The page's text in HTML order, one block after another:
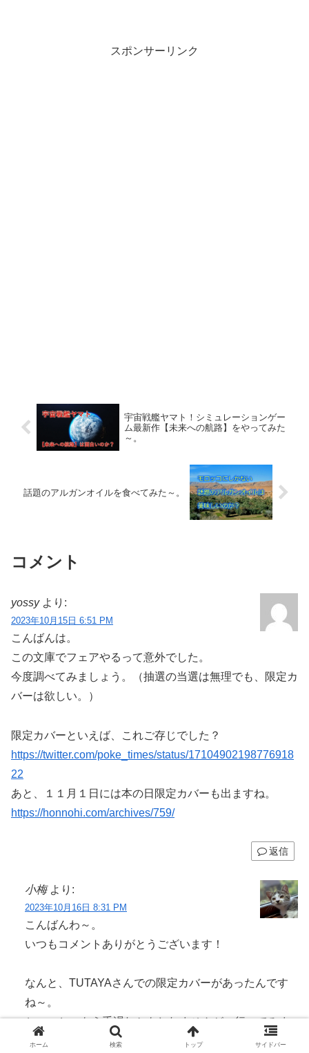
スポンサーリンク
宇宙戦艦ヤマト！シミュレーションゲー
ム最新作【未来への航路】をやってみた
～。
話題のアルガンオイルを食べてみた～。
コメント
yossy より:
2023年10月15日 6:51 PM
こんばんは。
この文庫でフェアやるって意外でした。
今度調べてみましょう。（抽選の当選は無理でも、限定カ
バーは欲しい。）
限定カバーといえば、これご存じでした？
https://twitter.com/poke_times/status/17104902198776918
22
あと、１１月１日には本の日限定カバーも出ますね。
https://honnohi.com/archives/759/
返信
小梅 より:
2023年10月16日 8:31 PM
こんばんわ～。
いつもコメントありがとうございます！
なんと、TUTAYAさんでの限定カバーがあったんです
ね～。
ちょっと、もう手遅れかもしれませんが…行ってみま
す！
ホーム 検索 トップ サイドバー